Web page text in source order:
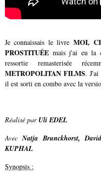
Je connaissais le livreMOI,
PROSTITUÉE mais j'ai eu la
ressortie remasterisée
METROPOLITAN FILMS.
il est sorti en combo avec la
Réalisé par Uli EDEL
AvecNatja Brunckhorst,
KUPHAL
Synopsis :